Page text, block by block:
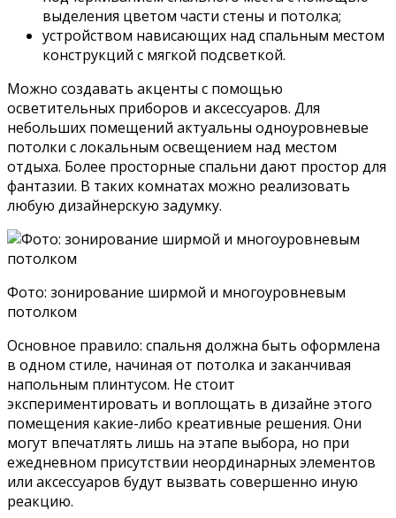
выделения цветом части стены и потолка;
устройством нависающих над спальным местом
конструкций с мягкой подсветкой.
Можно создавать акценты с помощью
осветительных приборов и аксессуаров. Для
небольших помещений актуальны одноуровневые
потолки с локальным освещением над местом
отдыха. Более просторные спальни дают простор для
фантазии. В таких комнатах можно реализовать
любую дизайнерскую задумку.
Фото: зонирование ширмой и многоуровневым
потолком
Основное правило: спальня должна быть оформлена
в одном стиле, начиная от потолка и заканчивая
напольным плинтусом. Не стоит
экспериментировать и воплощать в дизайне этого
помещения какие-либо креативные решения. Они
могут впечатлять лишь на этапе выбора, но при
ежедневном присутствии неординарных элементов
или аксессуаров будут вызвать совершенно иную
реакцию.